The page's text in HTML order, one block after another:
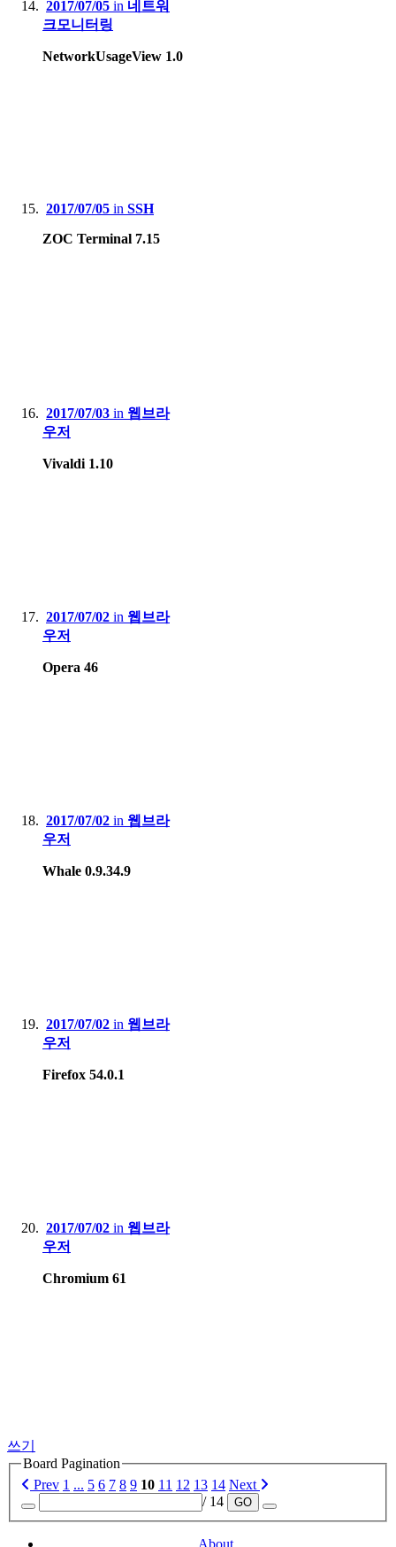
2017/07/05 in 네트워
크모니터링
NetworkUsageView 1.0
2017/07/05 in SSH
ZOC Terminal 7.15
2017/07/03 in 웹브라
우저
Vivaldi 1.10
2017/07/02 in 웹브라
우저
Opera 46
2017/07/02 in 웹브라
우저
Whale 0.9.34.9
2017/07/02 in 웹브라
우저
Firefox 54.0.1
2017/07/02 in 웹브라
우저
Chromium 61
쓰기
Board Pagination
Prev 1 ... 5 6 7 8 9 10 11 12 13 14 Next
/ 14
GO
About